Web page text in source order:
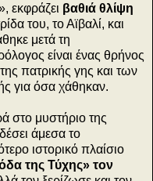
εκφράζει βαθιά θλίψη
του, το Αϊβαλί, και
μετά τη
είναι ένας θρήνος
πατρικής γης και των
για όσα χάθηκαν.
στο μυστήριο της
άμεσα το
ιστορικό πλαίσιο
της Τύχης» τον